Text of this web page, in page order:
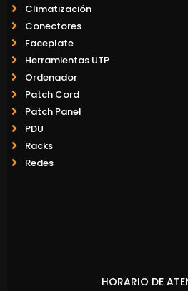
Climatización
Conectores
Faceplate
Herramientas UTP
Ordenador
Patch Cord
Patch Panel
PDU
Racks
Redes
HORARIO DE